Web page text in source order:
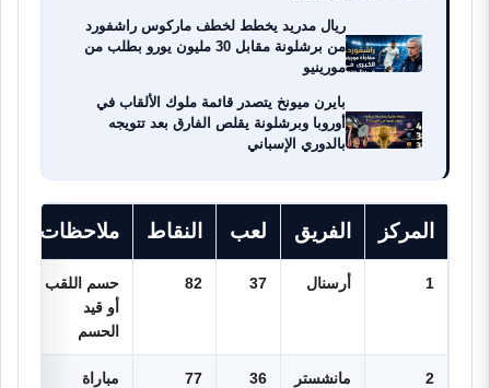
ريال مدريد يخطط لخطف ماركوس راشفورد
من برشلونة مقابل 30 مليون يورو بطلب من
مورينيو
بايرن ميونخ يتصدر قائمة ملوك الألقاب في
أوروبا وبرشلونة يقلص الفارق بعد تتويجه
بالدوري الإسباني
المركز الفريق لعب النقاط ملاحظات
1 أرسنال 37
82
حسم اللقب
أو قيد
الحسم
2
مانشستر
36
77
مباراة